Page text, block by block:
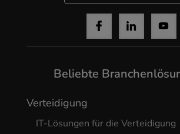
Beliebte
Verteidigung
IT-Lösungen für die Verteidigung